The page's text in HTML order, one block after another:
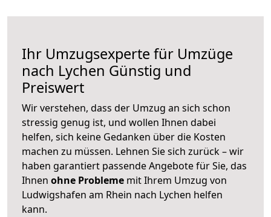
Ihr Umzugsexperte für Umzüge
nach Lychen Günstig und
Preiswert
Wir verstehen, dass der Umzug an sich schon
stressig genug ist, und wollen Ihnen dabei
helfen, sich keine Gedanken über die Kosten
machen zu müssen. Lehnen Sie sich zurück – wir
haben garantiert passende Angebote für Sie, das
Ihnen ohne Probleme mit Ihrem Umzug von
Ludwigshafen am Rhein nach Lychen helfen
kann.